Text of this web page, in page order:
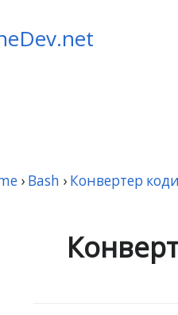
› Bash › Конвертер